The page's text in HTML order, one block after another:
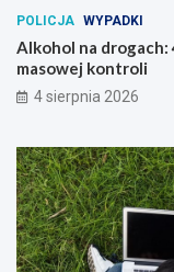
POLICJA WYPADKI
Alkohol na
masowej kontroli
4 sierpnia 2026